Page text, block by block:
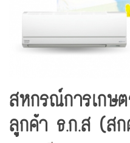
สหกรณ์การเกษ
ลูกค้า ธ.ก.ส (ส